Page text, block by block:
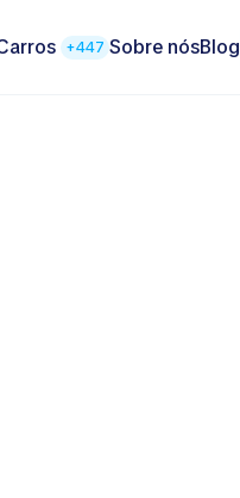
+447 Sobre nósBlog